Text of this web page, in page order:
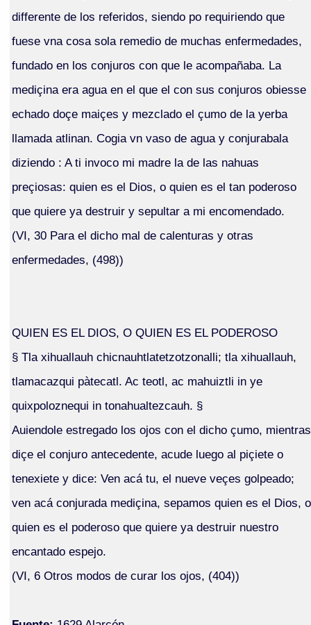
differente de los referidos, siendo po requiriendo que
fuese vna cosa sola remedio de muchas enfermedades,
fundado en los conjuros con que le acompañaba. La
mediçina era agua en el que el con sus conjuros obiesse
echado doçe maiçes y mezclado el çumo de la yerba
llamada atlinan. Cogia vn vaso de agua y conjurabala
diziendo : A ti invoco mi madre la de las nahuas
preçiosas: quien es el Dios, o quien es el tan poderoso
que quiere ya destruir y sepultar a mi encomendado.
(VI, 30 Para el dicho mal de calenturas y otras
enfermedades, (498))
QUIEN ES EL DIOS, O QUIEN ES EL PODEROSO
§ Tla xihuallauh chicnauhtlatetzotzonalli; tla xihuallauh,
tlamacazqui pàtecatl. Ac teotl, ac mahuiztli in ye
quixpoloznequi in tonahualtezcauh. §
Auiendole estregado los ojos con el dicho çumo, mientras
diçe el conjuro antecedente, acude luego al piçiete o
tenexiete y dice: Ven acá tu, el nueve veçes golpeado;
ven acá conjurada mediçina, sepamos quien es el Dios, o
quien es el poderoso que quiere ya destruir nuestro
encantado espejo.
(VI, 6 Otros modos de curar los ojos, (404))